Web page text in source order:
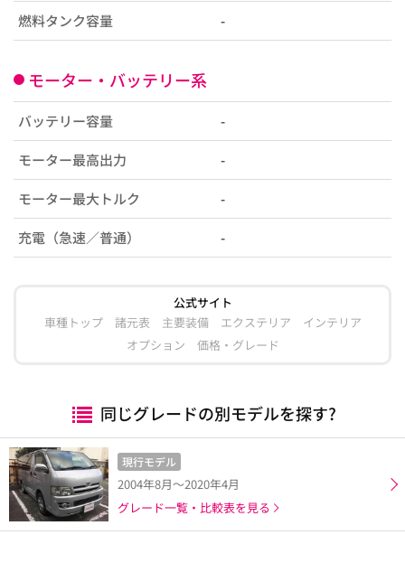
燃料タンク容量 -
モーター・バッテリー系
バッテリー容量 -
モーター最高出力 -
モーター最大トルク -
充電（急速／普通） -
公式サイト
車種トップ
諸元表 主要装備 エクステリア
インテリア
オプション
価格・グレード
同じグレードの別モデルを探す?
現行モデル
2004年8月～2020年4月
グレード一覧・比較表を見る